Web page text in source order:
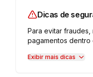
Dicas de
Para evitar
pagamentos dentro
Exibir mais dicas